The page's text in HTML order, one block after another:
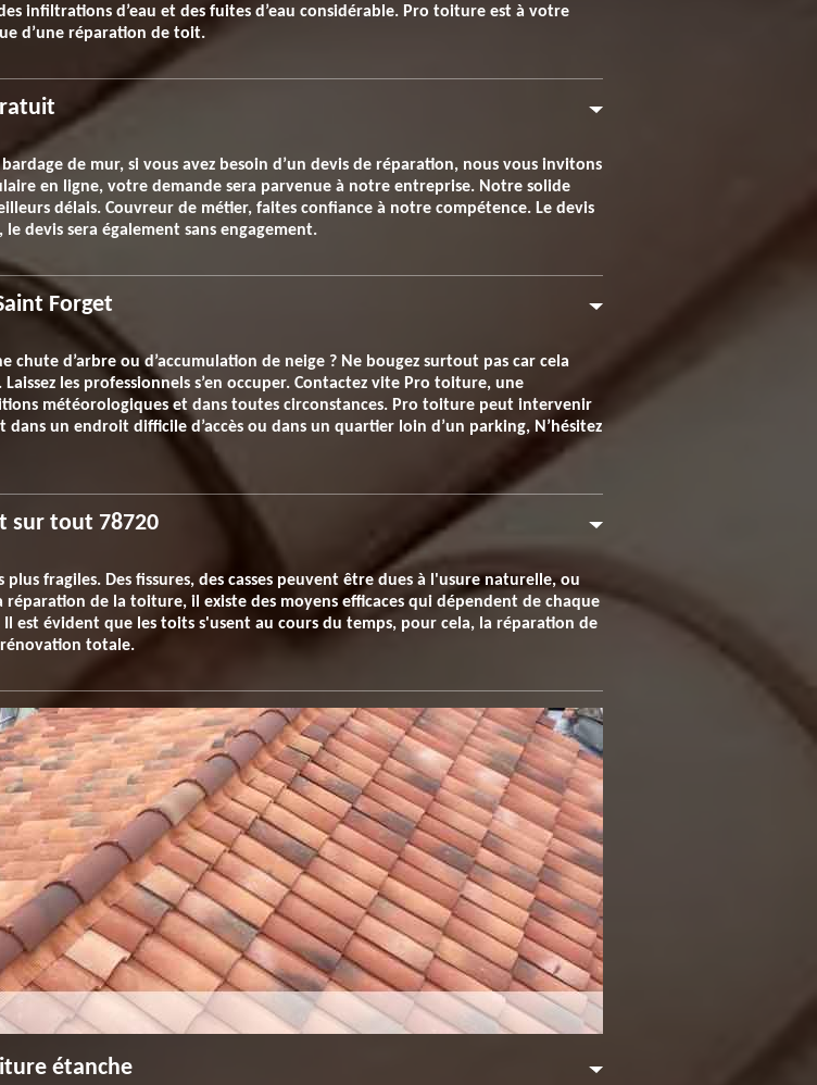
infiltrations d’eau et des fuites d’eau considérable. Pro toiture est à votre
d’une réparation de toit.
de mur, si vous avez besoin d’un devis de réparation, nous vous invitons
en ligne, votre demande sera parvenue à notre entreprise. Notre solide
délais. Couvreur de métier, faites confiance à notre compétence. Le devis
devis sera également sans engagement.
Forget
d’arbre ou d’accumulation de neige ? Ne bougez surtout pas car cela
les professionnels s’en occuper. Contactez vite Pro toiture, une
météorologiques et dans toutes circonstances. Pro toiture peut intervenir
un endroit difficile d’accès ou dans un quartier loin d’un parking, N’hésitez
sur tout 78720
fragiles. Des fissures, des casses peuvent être dues à l'usure naturelle, ou
réparation de la toiture, il existe des moyens efficaces qui dépendent de chaque
évident que les toits s'usent au cours du temps, pour cela, la réparation de
totale.
étanche